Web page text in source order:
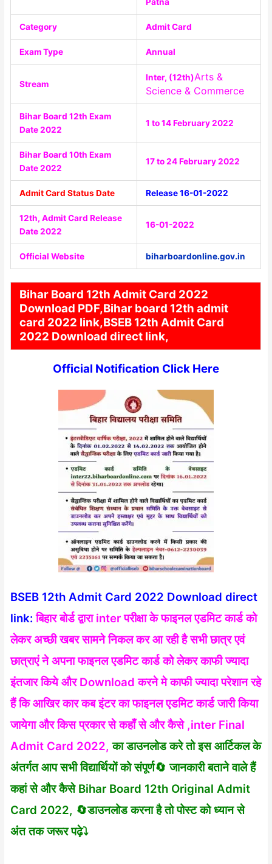
Category Admit Card
Exam Type Annual
Stream
Inter, (12th)Arts &
Science & Commerce
Bihar Board 12th Exam
Date 2022
1 to 14 February 2022
Bihar Board 10th Exam
Date 2022
17 to 24 February 2022
Admit Card Status Date Release 16-01-2022
12th, Admit Card Release
Date 2022
16-01-2022
Official Website biharboardonline.gov.in
Bihar Board 12th Admit Card 2022
Download PDF,Bihar board 12th admit
card 2022 link,BSEB 12th Admit Card
2022 Download direct link,
Official Notification Click Here
BSEB 12th Admit Card 2022 Download direct
link: बिहार बोर्ड द्वारा inter परीक्षा के फाइनल एडमिट कार्ड को
लेकर अच्छी खबर सामने निकल कर आ रही है सभी छात्र एवं
छात्राएं ने अपना फाइनल एडमिट कार्ड को लेकर काफी ज्यादा
इंतजार किये और Download करने मे काफी ज्यादा परेशान रहे
हैं कि आखिर कार कब इंटर का फाइनल एडमिट कार्ड जारी किया
जायेगा और किस प्रकार से कहाँ से और कैसे ,inter Final
Admit Card 2022, का डाउनलोड करे तो इस आर्टिकल के
अंतर्गत आप सभी विद्यार्थियों को संपूर्ण🔄 जानकारी बताने वाले हैं
कहां से और कैसे Bihar Board 12th Original Admit
Card 2022, 🔄डाउनलोड करना है तो पोस्ट को ध्यान से
अंत तक जरूर पढ़े⤵️